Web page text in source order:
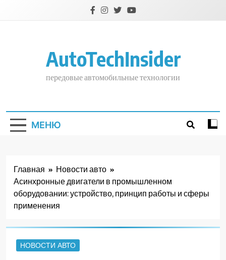
AutoTechInsider
передовые автомобильные технологии
МЕНЮ
Главная
Новости авто
Асинхронные двигатели в промышленном
оборудовании: устройство, принцип работы и сферы
применения
НОВОСТИ АВТО